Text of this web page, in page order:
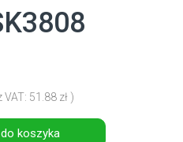
51.88 zł )
do koszyka